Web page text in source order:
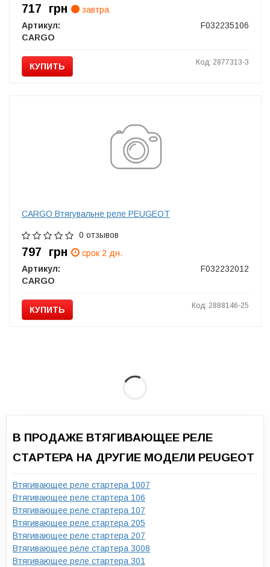
717 грн
завтра
Артикул:
F032235106
CARGO
КУПИТЬ Код: 2877313-3
CARGO Втягувальне реле PEUGEOT
0 отзывов
797 грн
срок 2 дн.
Артикул:
F032232012
CARGO
КУПИТЬ Код: 2888146-25
В ПРОДАЖЕ ВТЯГИВАЮЩЕЕ РЕЛЕ
СТАРТЕРА НА ДРУГИЕ МОДЕЛИ PEUGEOT
Втягивающее реле стартера 1007
Втягивающее реле стартера 106
Втягивающее реле стартера 107
Втягивающее реле стартера 205
Втягивающее реле стартера 207
Втягивающее реле стартера 3008
Втягивающее реле стартера 301